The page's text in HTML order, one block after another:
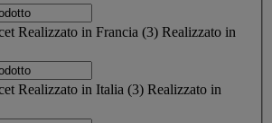
Realizzato in Francia (3) Realizzato in
Realizzato in Italia (3) Realizzato in